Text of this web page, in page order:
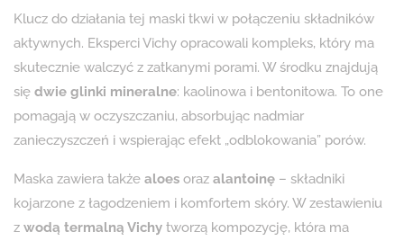
Klucz do działania tej maski tkwi w połączeniu składników
aktywnych. Eksperci Vichy opracowali kompleks, który ma
skutecznie walczyć z zatkanymi porami. W środku znajdują
się dwie glinki mineralne: kaolinowa i bentonitowa. To one
pomagają w oczyszczaniu, absorbując nadmiar
zanieczyszczeń i wspierając efekt „odblokowania” porów.
Maska zawiera także aloes oraz alantoinę – składniki
kojarzone z łagodzeniem i komfortem skóry. W zestawieniu
z wodą termalną Vichy tworzą kompozycję, która ma